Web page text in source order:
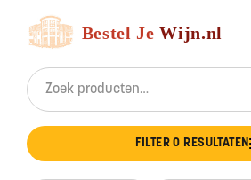
Search for:
FILTER 0 RESULTATEN